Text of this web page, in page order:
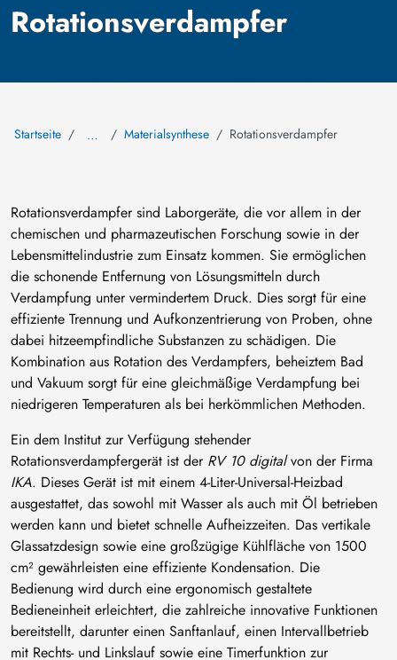
Rotationsverdampfer
Startseite … Materialsynthese Rotationsverdampfer
Rotationsverdampfer sind Laborgeräte, die vor allem in der
chemischen und pharmazeutischen Forschung sowie in der
Lebensmittelindustrie zum Einsatz kommen. Sie ermöglichen
die schonende Entfernung von Lösungsmitteln durch
Verdampfung unter vermindertem Druck. Dies sorgt für eine
effiziente Trennung und Aufkonzentrierung von Proben, ohne
dabei hitzeempfindliche Substanzen zu schädigen. Die
Kombination aus Rotation des Verdampfers, beheiztem Bad
und Vakuum sorgt für eine gleichmäßige Verdampfung bei
niedrigeren Temperaturen als bei herkömmlichen Methoden.
Ein dem Institut zur Verfügung stehender
Rotationsverdampfergerät ist der RV 10 digitalvon der Firma
IKA. Dieses Gerät ist mit einem 4-Liter-Universal-Heizbad
ausgestattet, das sowohl mit Wasser als auch mit Öl betrieben
werden kann und bietet schnelle Aufheizzeiten. Das vertikale
Glassatzdesign sowie eine großzügige Kühlfläche von 1500
cm² gewährleisten eine effiziente Kondensation. Die
Bedienung wird durch eine ergonomisch gestaltete
Bedieneinheit erleichtert, die zahlreiche innovative Funktionen
bereitstellt, darunter einen Sanftanlauf, einen Intervallbetrieb
mit Rechts- und Linkslauf sowie eine Timerfunktion zur